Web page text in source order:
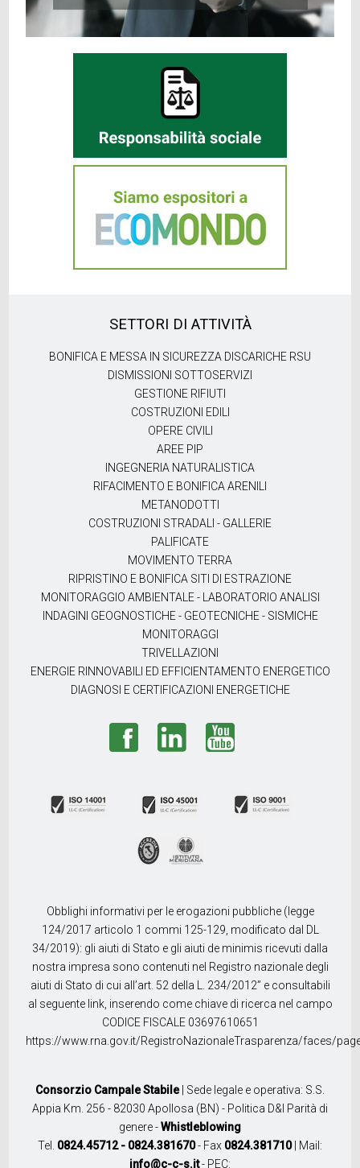
SETTORI DI ATTIVITÀ
BONIFICA E MESSA IN SICUREZZA DISCARICHE RSU
DISMISSIONI SOTTOSERVIZI
GESTIONE RIFIUTI
COSTRUZIONI EDILI
OPERE CIVILI
AREE PIP
INGEGNERIA NATURALISTICA
RIFACIMENTO E BONIFICA ARENILI
METANODOTTI
COSTRUZIONI STRADALI - GALLERIE
PALIFICATE
MOVIMENTO TERRA
RIPRISTINO E BONIFICA SITI DI ESTRAZIONE
MONITORAGGIO AMBIENTALE - LABORATORIO ANALISI
INDAGINI GEOGNOSTICHE - GEOTECNICHE - SISMICHE
MONITORAGGI
TRIVELLAZIONI
ENERGIE RINNOVABILI ED EFFICIENTAMENTO ENERGETICO
DIAGNOSI E CERTIFICAZIONI ENERGETICHE
Obblighi informativi per le erogazioni pubbliche (legge
124/2017 articolo 1 commi 125-129, modificato dal DL
34/2019): gli aiuti di Stato e gli aiuti de minimis ricevuti dalla
nostra impresa sono contenuti nel Registro nazionale degli
aiuti di Stato di cui all’art. 52 della L. 234/2012” e consultabili
al seguente link, inserendo come chiave di ricerca nel campo
CODICE FISCALE 03697610651
https://www.rna.gov.it/RegistroNazionaleTrasparenza/faces/
Consorzio Campale Stabile| Sede legale e operativa: S.S.
Appia Km. 256 - 82030 Apollosa (BN) - Politica D&I Parità di
genere-Whistleblowing
Tel. 0824.45712 - 0824.381670- Fax 0824.381710| Mail:
info@c-c-s.it- PEC: